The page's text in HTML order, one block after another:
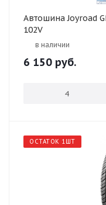
Автошина Joyroad
102V
в наличии
6 150 руб.
ОСТАТОК 1ШТ